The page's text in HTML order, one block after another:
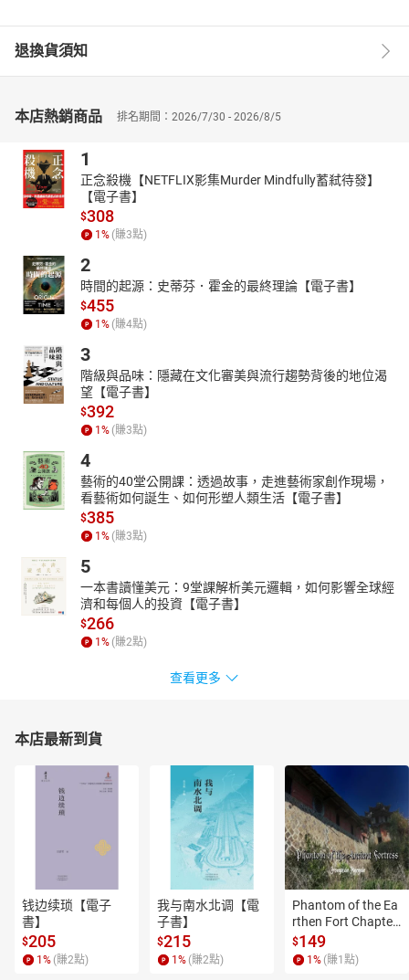
退換貨須知
本店熱銷商品 排名期間：2026/7/30 - 2026/8/5
1
正念殺機【NETFLIX影集Murder Mindfully蓄弒待發】
【電子書】
$308
1% (賺3點)
2
時間的起源：史蒂芬．霍金的最終理論【電子書】
$455
1% (賺4點)
3
階級與品味：隱藏在文化審美與流行趨勢背後的地位渴
望【電子書】
$392
1% (賺3點)
4
藝術的40堂公開課：透過故事，走進藝術家創作現場，
看藝術如何誕生、如何形塑人類生活【電子書】
$385
1% (賺3點)
5
一本書讀懂美元：9堂課解析美元邏輯，如何影響全球經
濟和每個人的投資【電子書】
$266
1% (賺2點)
查看更多
本店最新到貨
钱边续琐【電子
書】
$205
1 % (賺2點)
我与南水北调【電
子書】
$215
1 % (賺2點)
Phantom of the Ea
rthen Fort Chapter
4【有聲書】
$149
1 % (賺1 點)